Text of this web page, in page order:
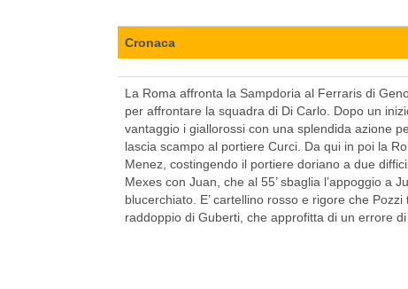
Cronaca
La Roma affronta la Sampdoria al Ferraris di
per affrontare la squadra di Di Carlo. Dopo un
vantaggio i giallorossi con una splendida azione
lascia scampo al portiere Curci. Da qui in poi la
Menez, costingendo il portiere doriano a due
Mexes con Juan, che al 55’ sbaglia l’appoggio a
blucerchiato. E’ cartellino rosso e rigore che
raddoppio di Guberti, che approfitta di un errore di